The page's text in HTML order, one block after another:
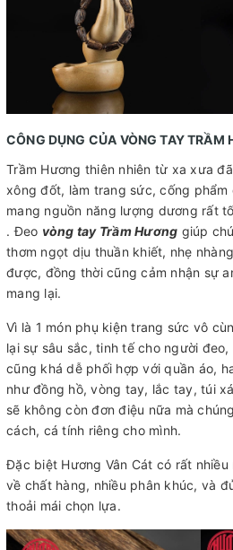
CÔNG DỤNG CỦA VÒNG TAY TRẦM
Trầm Hương thiên nhiên từ xa xưa
xông đốt, làm trang sức, cống phẩm
mang nguồn năng lượng dương rất
. Đeo vòng tay Trầm Hương giúp
thơm ngọt dịu thuần khiết, nhẹ
được, đồng thời cũng cảm nhận sự
mang lại.
Vì là 1 món phụ kiện trang sức vô
lại sự sâu sắc, tinh tế cho người đeo,
cũng khá dễ phối hợp với quần áo,
như đồng hồ, vòng tay, lắc tay, túi
sẽ không còn đơn điệu nữa mà
cách, cá tính riêng cho mình.
Đặc biệt Hương Vân Cát có rất
về chất hàng, nhiều phân khúc, và
thoải mái chọn lựa.